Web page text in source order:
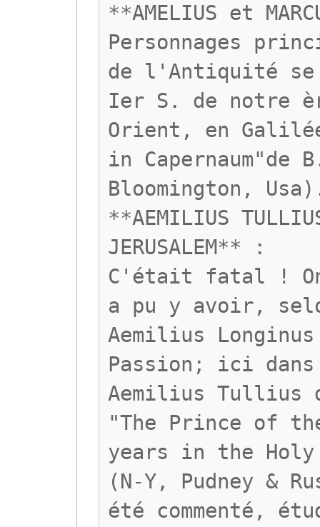
**AMELIUS et
Personnages
de l'Antiquité se
Ier S. de notre
Orient, en
in Capernaum"de
Bloomington,
**AEMILIUS
JERUSALEM** :
C'était fatal !
a pu y avoir,
Aemilius
Passion; ici
Aemilius Tullius
"The Prince of
years in the
(N-Y, Pudney &
été commenté,